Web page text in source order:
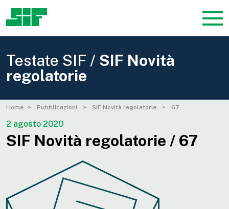
Testate SIF / SIF Novità
regolatorie
Home Pubblicazioni SIF Novità regolatorie 67
2 agosto 2020
SIF Novità regolatorie / 67